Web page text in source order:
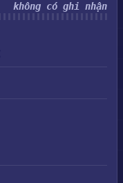
không có ghi nhận